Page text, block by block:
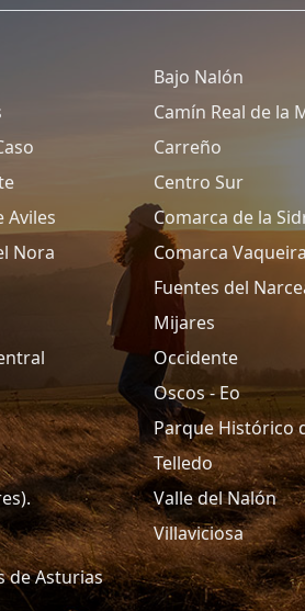
Bajo Nalón
Camín Real de la
Carreño
Centro Sur
Aviles
Comarca de la
Nora
Comarca
Fuentes del
Mijares
Occidente
Oscos - Eo
Parque Histórico
Telledo
Valle del Nalón
Villaviciosa
de Asturias